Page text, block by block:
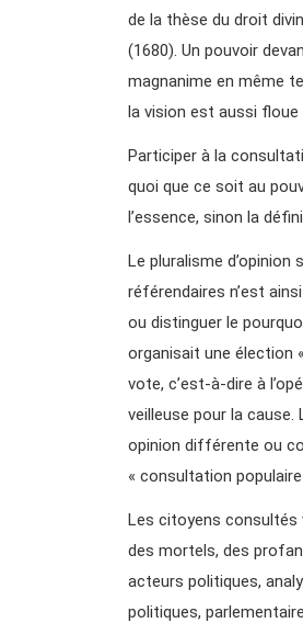
de la thèse du droit
(1680). Un pouvoir
magnanime en même
la vision est aussi floue
Participer à la
quoi que ce soit au
l’essence, sinon la
Le pluralisme
référendaires n’est
ou distinguer le
organisait une élection
vote, c’est-à-dire à
veilleuse pour la cause.
opinion différente ou
« consultation populaire
Les citoyens consultés
des mortels, des
acteurs politiques,
politiques,